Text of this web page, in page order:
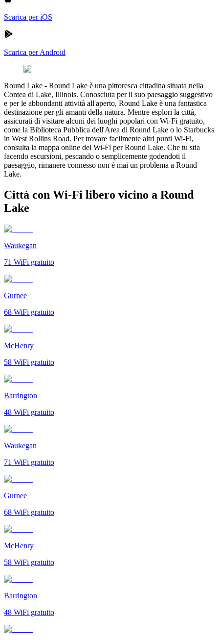
Scarica per iOS
Scarica per Android
Round Lake - Round Lake è una pittoresca cittadina situata nella
Contea di Lake, Illinois. Conosciuta per il suo paesaggio suggestivo
e per le abbondanti attività all'aperto, Round Lake è una fantastica
destinazione per gli amanti della natura. Mentre esplori la città,
assicurati di visitare alcuni dei luoghi popolari con Wi-Fi gratuito,
come la Biblioteca Pubblica dell'Area di Round Lake o lo Starbucks
in West Rollins Road. Per trovare facilmente altri punti Wi-Fi,
consulta la mappa online del Wi-Fi per Round Lake. Che tu stia
facendo escursioni, pescando o semplicemente godendoti il
paesaggio, rimanere connesso non è mai un problema a Round
Lake.
Città con Wi-Fi libero vicino a Round
Lake
Waukegan
71 WiFi gratuito
Gurnee
68 WiFi gratuito
McHenry
58 WiFi gratuito
Barrington
48 WiFi gratuito
Waukegan
71 WiFi gratuito
Gurnee
68 WiFi gratuito
McHenry
58 WiFi gratuito
Barrington
48 WiFi gratuito